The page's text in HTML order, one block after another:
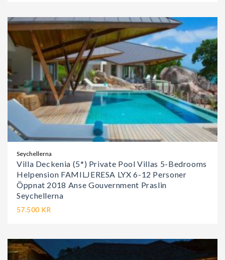
Seychellerna
Villa Deckenia (5*) Private Pool Villas 5-Bedrooms
Helpension FAMILJERESA LYX 6-12 Personer
Öppnat 2018 Anse Gouvernment Praslin
Seychellerna
57.500 KR